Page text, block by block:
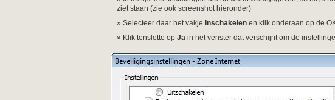
ziet staan (zie ook screenshot hieronder)
Selecteer daar het vakje Inschakelen en klik onderaan op de
Klik tenslotte op Ja in het venster dat verschijnt om de